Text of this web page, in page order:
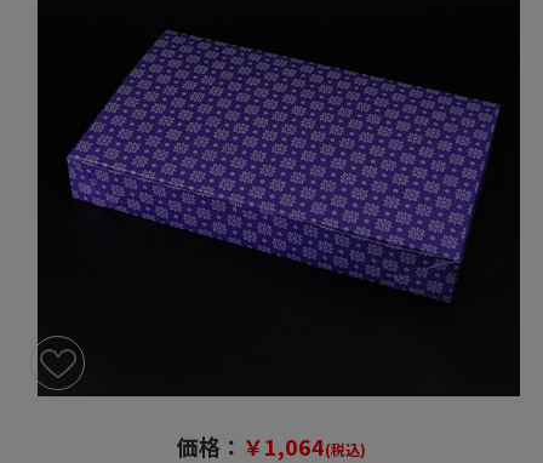
価格： ￥1,064(税込)